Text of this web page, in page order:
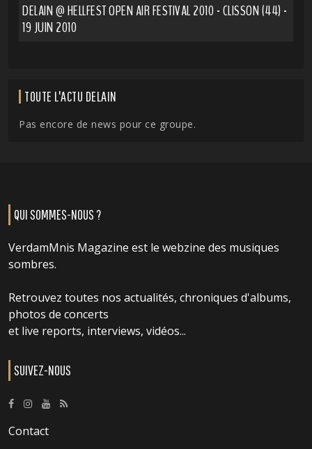
DELAIN @ HELLFEST OPEN AIR FESTIVAL 2010 - CLISSON (44) -
19 JUIN 2010
TOUTE L'ACTU DELAIN
Pas encore de news pour ce groupe.
QUI SOMMES-NOUS ?
VerdamMnis Magazine est le webzine des musiques
sombres.
Retrouvez toutes nos actualités, chroniques d'albums,
photos de concerts
et live reports, interviews, vidéos...
SUIVEZ-NOUS
Contact